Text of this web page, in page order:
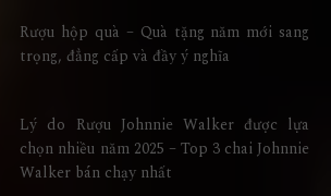
Rượu hộp quà – Quà tặng năm mới sang
trọng, đẳng cấp và đầy ý nghĩa
Lý do Rượu Johnnie Walker được lựa
chọn nhiều năm 2025 – Top 3 chai Johnnie
Walker bán chạy nhất